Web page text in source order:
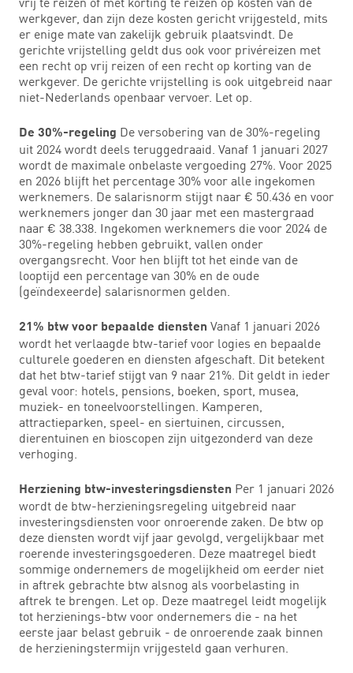
werkgever, dan zijn deze kosten gericht vrijgesteld, mits
er enige mate van zakelijk gebruik plaatsvindt. De
gerichte vrijstelling geldt dus ook voor privéreizen met
een recht op vrij reizen of een recht op korting van de
werkgever. De gerichte vrijstelling is ook uitgebreid naar
niet-Nederlands openbaar vervoer. Let op.
De 30%-regeling De versobering van de 30%-regeling
uit 2024 wordt deels teruggedraaid. Vanaf 1 januari 2027
wordt de maximale onbelaste vergoeding 27%. Voor 2025
en 2026 blijft het percentage 30% voor alle ingekomen
werknemers. De salarisnorm stijgt naar € 50.436 en voor
werknemers jonger dan 30 jaar met een mastergraad
naar € 38.338. Ingekomen werknemers die voor 2024 de
30%-regeling hebben gebruikt, vallen onder
overgangsrecht. Voor hen blijft tot het einde van de
looptijd een percentage van 30% en de oude
(geïndexeerde) salarisnormen gelden.
21% btw voor bepaalde diensten Vanaf 1 januari 2026
wordt het verlaagde btw-tarief voor logies en bepaalde
culturele goederen en diensten afgeschaft. Dit betekent
dat het btw-tarief stijgt van 9 naar 21%. Dit geldt in ieder
geval voor: hotels, pensions, boeken, sport, musea,
muziek- en toneelvoorstellingen. Kamperen,
attractieparken, speel- en siertuinen, circussen,
dierentuinen en bioscopen zijn uitgezonderd van deze
verhoging.
Herziening btw-investeringsdiensten Per 1 januari 2026
wordt de btw-herzieningsregeling uitgebreid naar
investeringsdiensten voor onroerende zaken. De btw op
deze diensten wordt vijf jaar gevolgd, vergelijkbaar met
roerende investeringsgoederen. Deze maatregel biedt
sommige ondernemers de mogelijkheid om eerder niet
in aftrek gebrachte btw alsnog als voorbelasting in
aftrek te brengen. Let op. Deze maatregel leidt mogelijk
tot herzienings-btw voor ondernemers die - na het
eerste jaar belast gebruik - de onroerende zaak binnen
de herzieningstermijn vrijgesteld gaan verhuren.